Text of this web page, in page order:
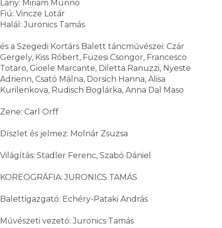
Lány: Miriam Munno
Fiú: Vincze Lotár
Halál: Juronics Tamás
és a Szegedi Kortárs Balett táncművészei: Czár
Gergely, Kiss Róbert, Füzesi Csongor, Francesco
Totaro, Gioele Marcante, Diletta Ranuzzi, Nyeste
Adrienn, Csató Málna, Dorsich Hanna, Alisa
Kurilenkova, Rudisch Boglárka, Anna Dal Maso
Zene: Carl Orff
Díszlet és jelmez: Molnár Zsuzsa
Világítás: Stadler Ferenc, Szabó Dániel
KOREOGRÁFIA: JURONICS TAMÁS
Balettigazgató: Echéry-Pataki András
Művészeti vezető: Juronics Tamás